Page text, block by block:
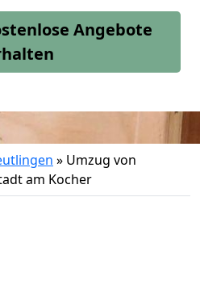
Angebote
» Umzug von
am Kocher